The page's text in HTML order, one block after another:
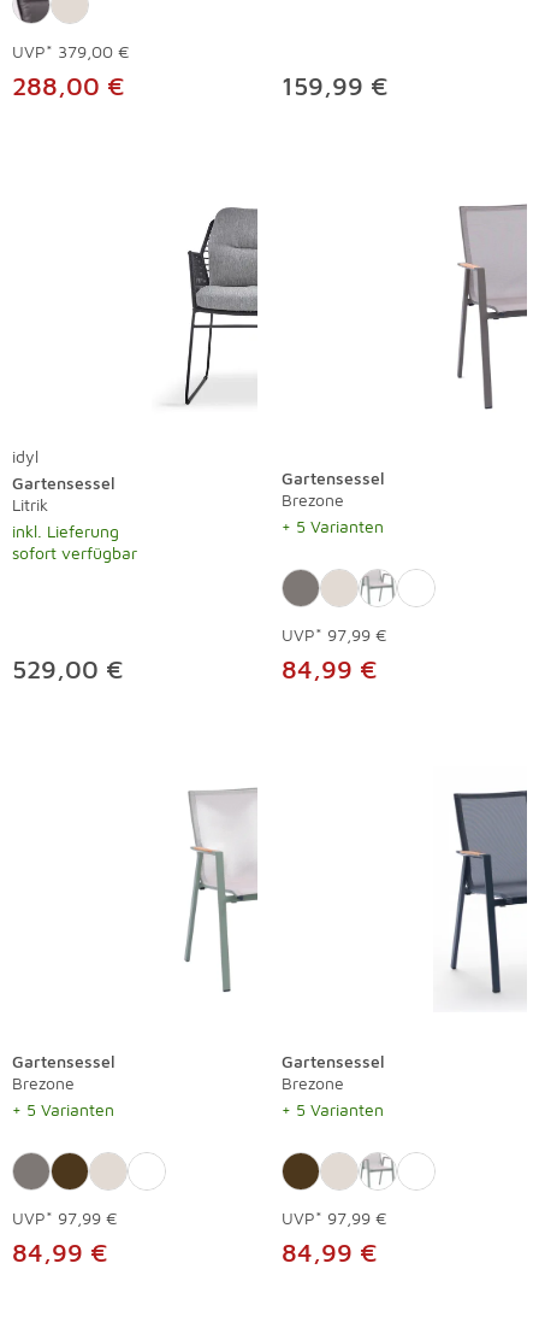
UVP* 379,00 €
288,00 € 159,99 €
idyl
Gartensessel
Litrik
inkl. Lieferung
sofort verfügbar
529,00 €
Gartensessel
Brezone
+ 5 Varianten
UVP* 97,99 €
84,99 €
Gartensessel
Brezone
+ 5 Varianten
UVP* 97,99 €
84,99 €
Gartensessel
Brezone
+ 5 Varianten
UVP* 97,99 €
84,99 €